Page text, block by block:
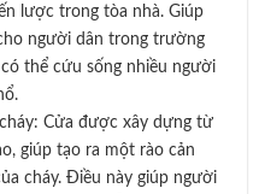
lược trong tòa nhà. Giúp
người dân trong trường
thể cứu sống nhiều người
Cửa được xây dựng từ
giúp tạo ra một rào cản
cháy. Điều này giúp người